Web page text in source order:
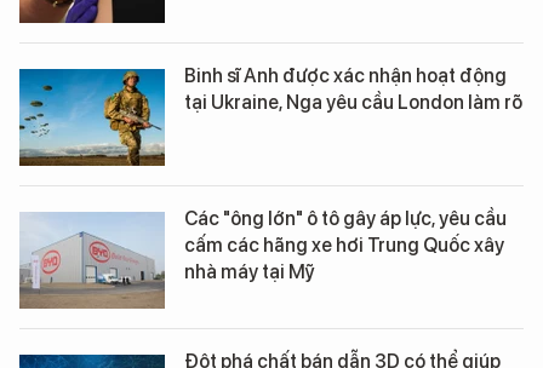
Binh sĩ Anh được xác nhận hoạt động
tại Ukraine, Nga yêu cầu London làm rõ
Các "ông lớn" ô tô gây áp lực, yêu cầu
cấm các hãng xe hơi Trung Quốc xây
nhà máy tại Mỹ
Đột phá chất bán dẫn 3D có thể giúp